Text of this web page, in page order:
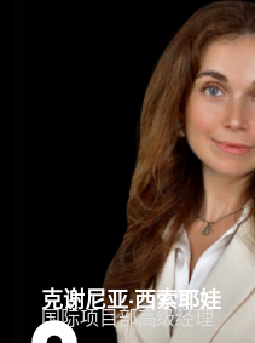
克谢尼亚·西索耶娃
国际项目部高级经理